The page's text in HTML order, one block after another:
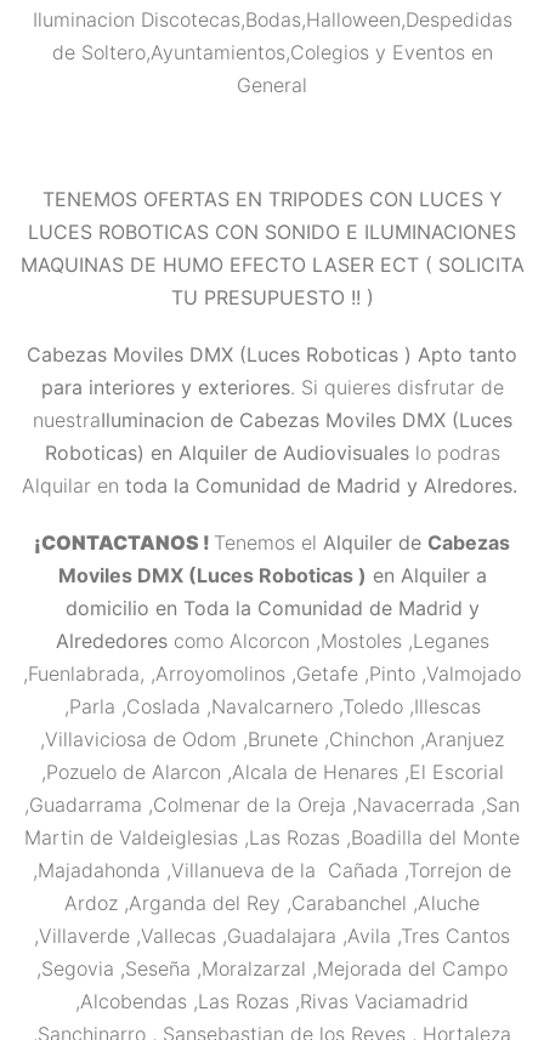
Iluminacion Discotecas,Bodas,Halloween,Despedidas
de Soltero,Ayuntamientos,Colegios y Eventos en
General
TENEMOS OFERTAS EN TRIPODES CON LUCES Y
LUCES ROBOTICAS CON SONIDO E ILUMINACIONES
MAQUINAS DE HUMO EFECTO LASER ECT ( SOLICITA
TU PRESUPUESTO !! )
Cabezas Moviles DMX (Luces Roboticas ) Apto tanto
para interiores y exteriores. Si quieres disfrutar de
nuestraIluminacion de Cabezas Moviles DMX (Luces
Roboticas) en Alquiler de Audiovisualeslo podras
Alquilar en toda la Comunidad de Madrid y Alredores.
¡CONTACTANOS ! Tenemos el Alquiler de Cabezas
Moviles DMX (Luces Roboticas ) en Alquiler a
domicilio en Toda la Comunidad de Madrid y
Alrededorescomo Alcorcon ,Mostoles ,Leganes
,Fuenlabrada, ,Arroyomolinos ,Getafe ,Pinto ,Valmojado
,Parla ,Coslada ,Navalcarnero ,Toledo ,Illescas
,Villaviciosa de Odom ,Brunete ,Chinchon ,Aranjuez
,Pozuelo de Alarcon ,Alcala de Henares ,El Escorial
,Guadarrama ,Colmenar de la Oreja ,Navacerrada ,San
Martin de Valdeiglesias ,Las Rozas ,Boadilla del Monte
,Majadahonda ,Villanueva de la Cañada ,Torrejon de
Ardoz ,Arganda del Rey ,Carabanchel ,Aluche
,Villaverde ,Vallecas ,Guadalajara ,Avila ,Tres Cantos
,Segovia ,Seseña ,Moralzarzal ,Mejorada del Campo
,Alcobendas ,Las Rozas ,Rivas Vaciamadrid
,Sanchinarro , Sansebastian de los Reyes , Hortaleza